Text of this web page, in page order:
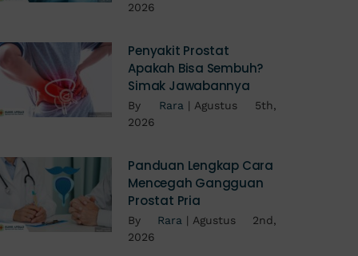
2026
Penyakit Prostat
Apakah Bisa Sembuh?
Simak Jawabannya
By Rara | Agustus 5th,
2026
Panduan Lengkap Cara
Mencegah Gangguan
Prostat Pria
By Rara | Agustus 2nd,
2026